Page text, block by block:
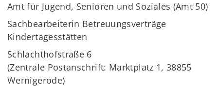
Amt für Jugend, Senioren und Soziales (Amt 50)
Sachbearbeiterin Betreuungsverträge
Kindertagesstätten
Schlachthofstraße 6
(Zentrale Postanschrift: Marktplatz 1, 38855
Wernigerode)